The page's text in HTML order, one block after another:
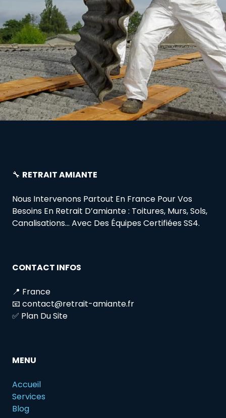
🔧 RETRAIT AMIANTE
Nous Intervenons Partout En France Pour Vos
Besoins En Retrait D’amiante : Toitures, Murs, Sols,
Canalisations… Avec Des Équipes Certifiées SS4.
CONTACT INFOS
📍 France
📧 contact@retrait-amiante.fr
✅ Plan Du Site
MENU
Accueil
Services
Blog